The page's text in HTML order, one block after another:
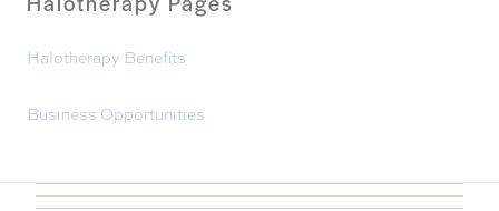
Halotherapy Benefits
Business Opportunities